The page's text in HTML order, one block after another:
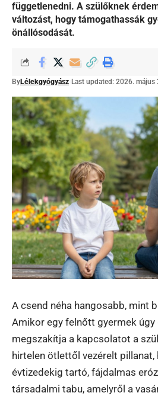
függetlenedni. A szülőknek
változást, hogy támogathassák
önállósodását.
ByLélekgyógyász Last updated: 2026. május
A csend néha hangosabb, mint
Amikor egy felnőtt gyermek úgy
megszakítja a kapcsolatot a
hirtelen ötlettől vezérelt pillanat,
évtizedekig tartó, fájdalmas
társadalmi tabu, amelyről a